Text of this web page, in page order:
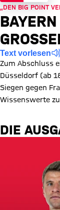
„DEN BIG POINT
Text vorlesen
Zum Abschluss
Düsseldorf (ab
Siegen gegen
Wissenswerte
DIE